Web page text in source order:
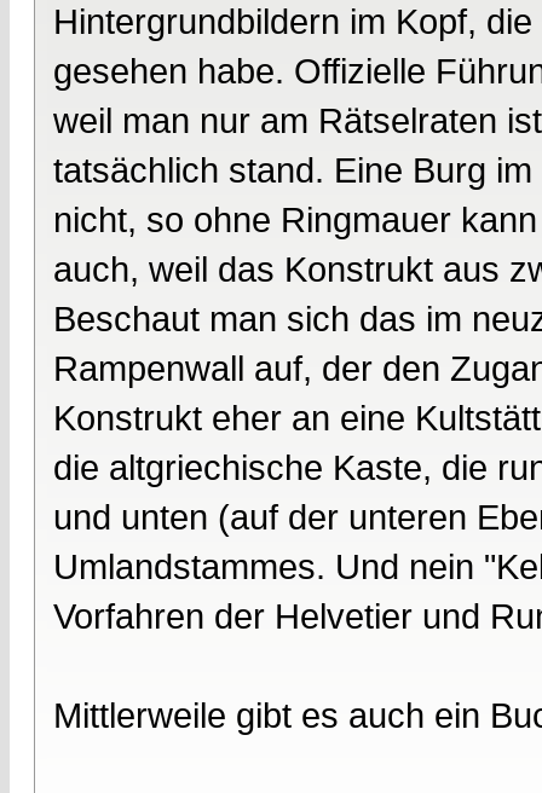
Hintergrundbildern im Kopf,
gesehen habe. Offizielle
weil man nur am Rätselraten
tatsächlich stand. Eine Burg
nicht, so ohne Ringmauer
auch, weil das Konstrukt aus
Beschaut man sich das im
Rampenwall auf, der den
Konstrukt eher an eine
die altgriechische Kaste, die
und unten (auf der unteren
Umlandstammes. Und nein
Vorfahren der Helvetier und
Mittlerweile gibt es auch ein